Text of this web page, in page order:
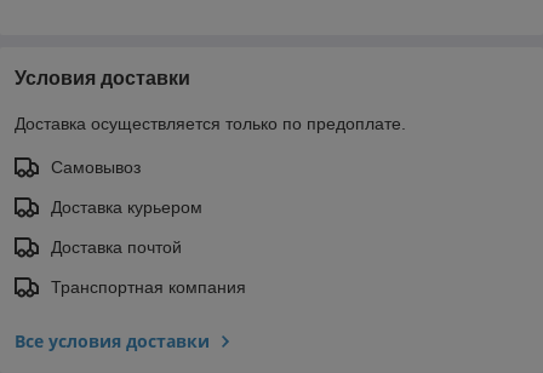
Условия доставки
Доставка осуществляется только по предоплате.
Самовывоз
Доставка курьером
Доставка почтой
Транспортная компания
Все условия доставки